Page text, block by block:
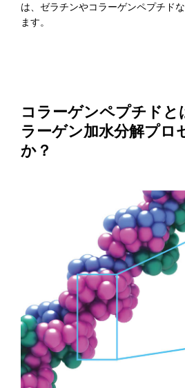
は、ゼラチンやコラーゲンペプチド
ます。
コラーゲンペプチドと
ラーゲン加水分解プロ
か？